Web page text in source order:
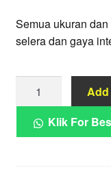
Semua ukuran
selera dan gaya
Meja
Makan
Hitam
Klik For